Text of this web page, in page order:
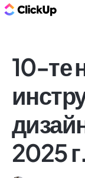
10-те
2025 г.